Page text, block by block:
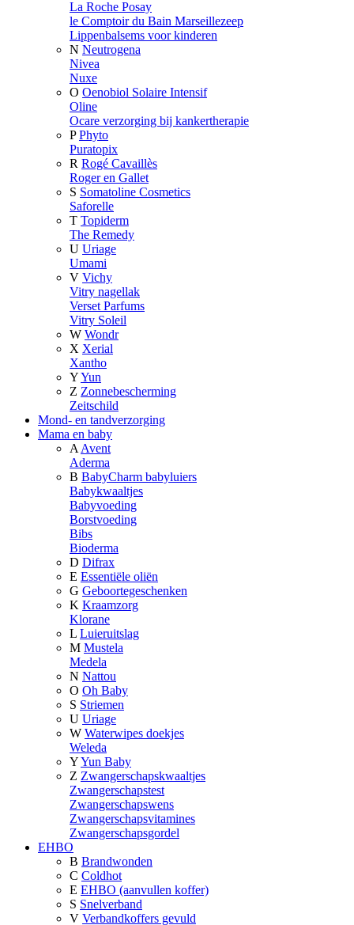
La Roche Posay
le Comptoir du Bain Marseillezeep
Lippenbalsems voor kinderen
N Neutrogena
Nivea
Nuxe
O Oenobiol Solaire Intensif
Oline
Ocare verzorging bij kankertherapie
P Phyto
Puratopix
R Rogé Cavaillès
Roger en Gallet
S Somatoline Cosmetics
Saforelle
T Topiderm
The Remedy
U Uriage
Umami
V Vichy
Vitry nagellak
Verset Parfums
Vitry Soleil
W Wondr
X Xerial
Xantho
YYun
Z Zonnebescherming
Zeitschild
Mond- en tandverzorging
Mama en baby
A Avent
Aderma
B BabyCharm babyluiers
Babykwaaltjes
Babyvoeding
Borstvoeding
Bibs
Bioderma
D Difrax
E Essentiële oliën
G Geboortegeschenken
K Kraamzorg
Klorane
L Luieruitslag
M Mustela
Medela
N Nattou
O Oh Baby
S Striemen
U Uriage
W Waterwipes doekjes
Weleda
YYun Baby
Z Zwangerschapskwaaltjes
Zwangerschapstest
Zwangerschapswens
Zwangerschapsvitamines
Zwangerschapsgordel
EHBO
B Brandwonden
C Coldhot
E EHBO (aanvullen koffer)
S Snelverband
V Verbandkoffers gevuld